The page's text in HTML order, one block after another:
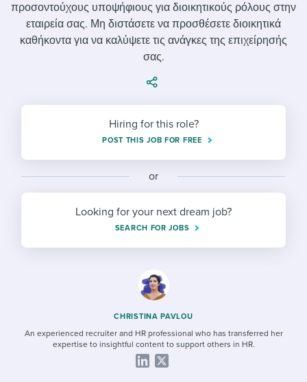
Working together with others
Maintaining hiring pipelines
Developing & retaining people
Ensuring compliance
Finding and attracting people
Candidate/employee experiences
Interview question templates
Policy templates
Onboarding checklists
Step-by-step tutorials
Free ebooks & reports
Applying for a job
Interview process
Pay & benefits
Career development
Modern working life
Explore Workable
Start a free trial
προσοντούχους υποψήφιους για διοικητικούς ρόλους στην
εταιρεία σας. Μη διστάσετε να προσθέσετε διοικητικά
καθήκοντα για να καλύψετε τις ανάγκες της επιχείρησής
σας.
Hiring for this role?
POST THIS JOB FOR FREE
or
Looking for your next dream job?
SEARCH FOR JOBS
CHRISTINA PAVLOU
An experienced recruiter and HR professional who has transferred her
expertise to insightful content to support others in HR.